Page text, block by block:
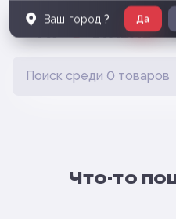
Что-то
Ваш город ? Да